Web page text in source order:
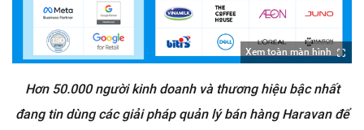
Xem toàn màn hình
Hơn 50.000 người kinh doanh và thương hiệu bậc nhất
đang tin dùng các giải pháp quản lý bán hàng Haravan để